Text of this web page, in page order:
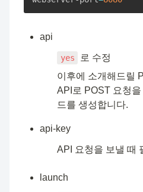
api
yes
로 수정
이후에 소개해드릴
API로 POST 요청
드를 생성합니다.
api-key
API 요청을 보낼 때
launch